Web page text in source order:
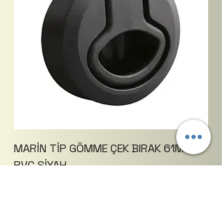
MARİN TİP GÖMME ÇEK BIRAK 61MM
PVC SİYAH